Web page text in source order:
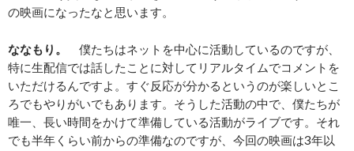
の映画になったなと思います。
ななもり。
僕たちはネットを中心に活動しているのですが、
特に生配信では話したことに対してリアルタイムでコメントを
いただけるんですよ。すぐ反応が分かるというのが楽しいとこ
ろでもやりがいでもあります。そうした活動の中で、僕たちが
唯一、長い時間をかけて準備している活動がライブです。それ
でも半年くらい前からの準備なのですが、今回の映画は3年以